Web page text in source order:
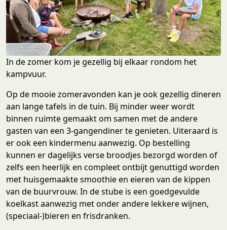
In de zomer kom je gezellig bij elkaar rondom het
kampvuur.
Op de mooie zomeravonden kan je ook gezellig dineren
aan lange tafels in de tuin. Bij minder weer wordt
binnen ruimte gemaakt om samen met de andere
gasten van een 3-gangendiner te genieten. Uiteraard is
er ook een kindermenu aanwezig. Op bestelling
kunnen er dagelijks verse broodjes bezorgd worden of
zelfs een heerlijk en compleet ontbijt genuttigd worden
met huisgemaakte smoothie en eieren van de kippen
van de buurvrouw. In de stube is een goedgevulde
koelkast aanwezig met onder andere lekkere wijnen,
(speciaal-)bieren en frisdranken.